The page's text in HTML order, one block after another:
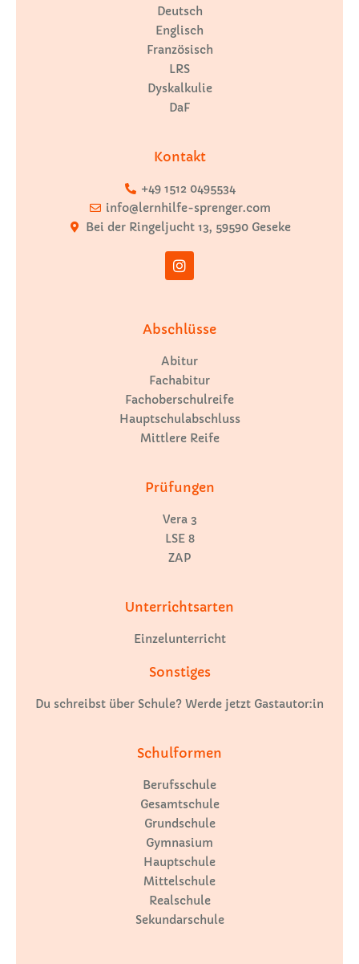
Deutsch
Englisch
Französisch
LRS
Dyskalkulie
DaF
Kontakt
+49 1512 0495534
info@lernhilfe-sprenger.com
Bei der Ringeljucht 13, 59590 Geseke
Abschlüsse
Abitur
Fachabitur
Fachoberschulreife
Hauptschulabschluss
Mittlere Reife
Prüfungen
Vera 3
LSE 8
ZAP
Unterrichtsarten
Einzelunterricht
Sonstiges
Du schreibst über Schule? Werde jetzt Gastautor:in
Schulformen
Berufsschule
Gesamtschule
Grundschule
Gymnasium
Hauptschule
Mittelschule
Realschule
Sekundarschule